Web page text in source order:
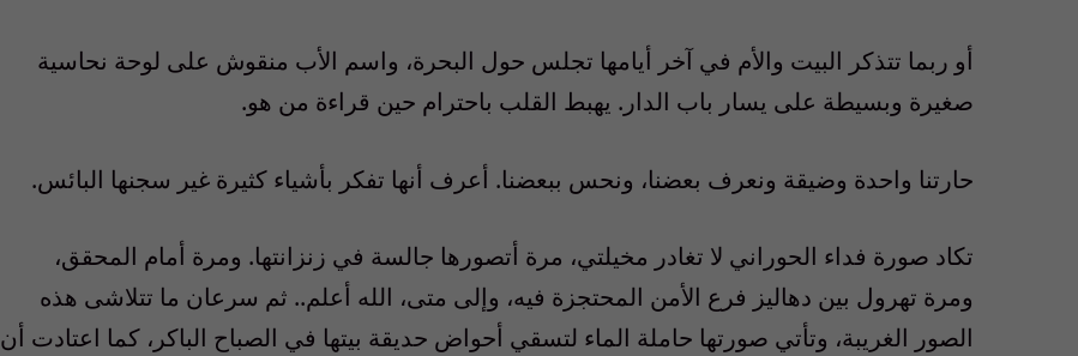
أو ربما تتذكر البيت والأم في آخر أيامها تجلس حول البحرة، واسم الأب منقوش على لوحة نحاسية
صغيرة وبسيطة على يسار باب الدار. يهبط القلب باحترام حين قراءة من هو.
حارتنا واحدة وضيقة ونعرف بعضنا، ونحس ببعضنا. أعرف أنها تفكر بأشياء كثيرة غير سجنها البائس.
تكاد صورة فداء الحوراني لا تغادر مخيلتي، مرة أتصورها جالسة في زنزانتها. ومرة أمام المحقق،
ومرة تهرول بين دهاليز فرع الأمن المحتجزة فيه، وإلى متى، الله أعلم.. ثم سرعان ما تتلاشى هذه
الصور الغريبة، وتأتي صورتها حاملة الماء لتسقي أحواض حديقة بيتها في الصباح الباكر، كما اعتادت أن